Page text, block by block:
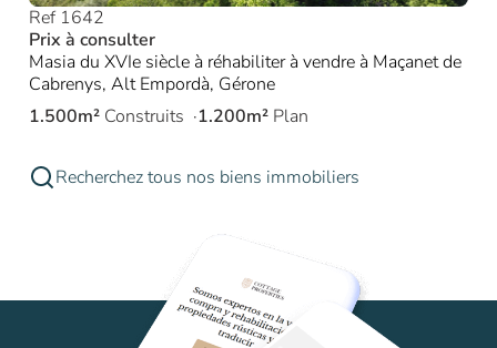
Ref 1642
Prix à consulter
Masia du XVIe siècle à réhabiliter à vendre à Maçanet de
Cabrenys, Alt Empordà, Gérone
1.500m² Construits 1.200m² Plan
Recherchez tous nos biens immobiliers